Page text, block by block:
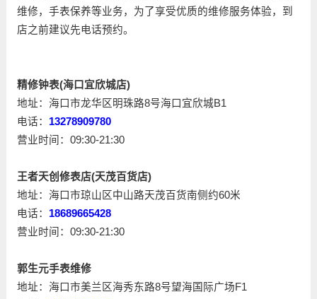
维修，手表保养等业务，为了享受优质的维修服务体验，到
店之前建议先电话预约。
精修钟表(海口宜欣城店)
地址：海口市龙华区明珠路8号海口宜欣城B1
电话： 13278909780
营业时间：09:30-21:30
王者天创修表店(天茂百货店)
地址：海口市琼山区中山路天茂百货南侧约60米
电话： 18689665428
营业时间：09:30-21:30
郭生元手表维修
地址：海口市美兰区海秀东路8号望海国际广场F1